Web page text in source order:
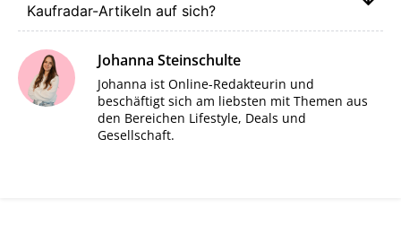
Kaufradar-Artikeln auf sich?
Johanna Steinschulte
Johanna ist Online-Redakteurin und
beschäftigt sich am liebsten mit Themen aus
den Bereichen Lifestyle, Deals und
Gesellschaft.